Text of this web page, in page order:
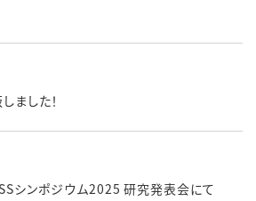
ました！
シンポジウム2025 研究発表会にて